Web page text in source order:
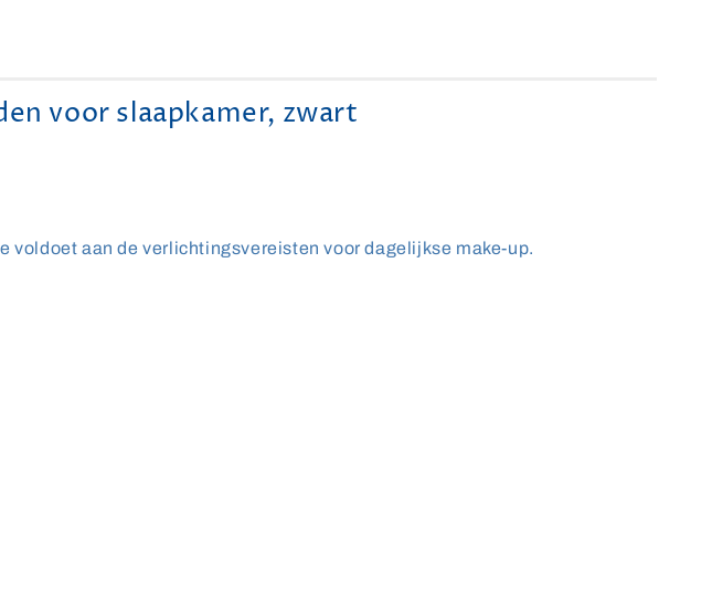
voor slaapkamer, zwart
aan de verlichtingsvereisten voor dagelijkse make-up.